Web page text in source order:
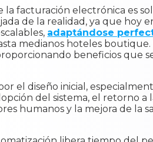
facturación electrónica es
de la realidad, ya que hoy
adaptándose
medianos hoteles boutique.
beneficios que
el diseño inicial,
del sistema, el retorno a
humanos y la mejora de la